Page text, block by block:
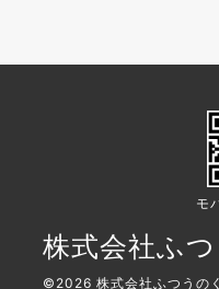
モ
株式会社ふ
©2026 株式会社ふつうの